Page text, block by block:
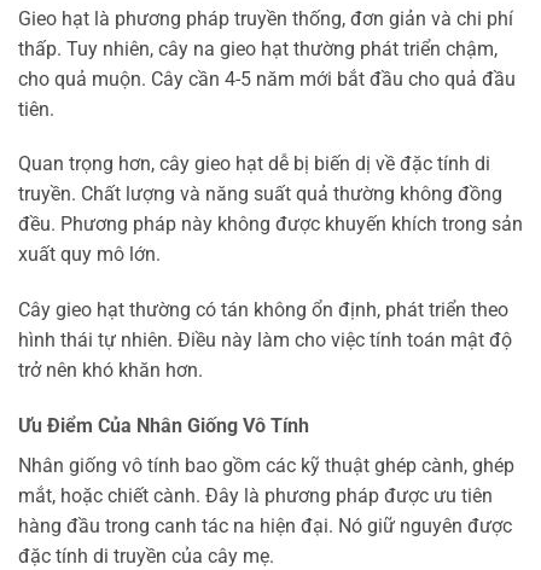
Gieo hạt là phương pháp truyền thống, đơn giản và chi phí
thấp. Tuy nhiên, cây na gieo hạt thường phát triển chậm,
cho quả muộn. Cây cần 4-5 năm mới bắt đầu cho quả đầu
tiên.
Quan trọng hơn, cây gieo hạt dễ bị biến dị về đặc tính di
truyền. Chất lượng và năng suất quả thường không đồng
đều. Phương pháp này không được khuyến khích trong sản
xuất quy mô lớn.
Cây gieo hạt thường có tán không ổn định, phát triển theo
hình thái tự nhiên. Điều này làm cho việc tính toán mật độ
trở nên khó khăn hơn.
Ưu Điểm Của Nhân Giống Vô Tính
Nhân giống vô tính bao gồm các kỹ thuật ghép cành, ghép
mắt, hoặc chiết cành. Đây là phương pháp được ưu tiên
hàng đầu trong canh tác na hiện đại. Nó giữ nguyên được
đặc tính di truyền của cây mẹ.